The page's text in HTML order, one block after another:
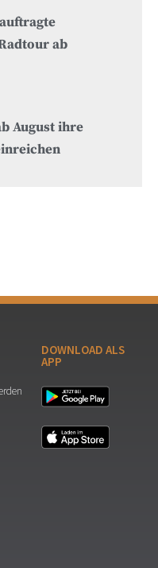
ab
August ihre
DOWNLOAD ALS
APP